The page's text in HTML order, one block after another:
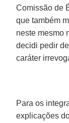
Comissão de
que também
neste mesmo
decidi pedir
caráter
Para os
explicações